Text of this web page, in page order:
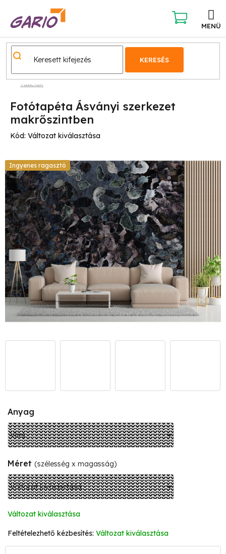
KERESÉS
KOSÁR
Tapéták
Fotótapéta Ásványi szerkezet
makrőszintben
Kód: Változat kiválasztása
Ingyenes ragasztó
Anyag
Méret (szélesség x magasság)
Változat kiválasztása
Változat kiválasztása